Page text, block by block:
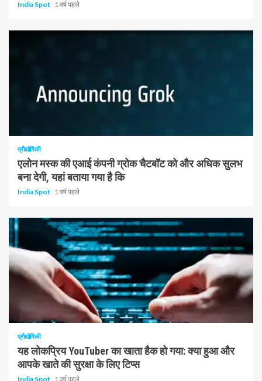
India Spot 1 वर्ष पहले
प्रौद्योगिकी
एलोन मस्क की एआई कंपनी ग्रोक चैटबॉट को और अधिक सुलभ
बना देगी, यहां बताया गया है कि
India Spot 1 वर्ष पहले
प्रौद्योगिकी
यह लोकप्रिय YouTuber का खाता हैक हो गया: क्या हुआ और
आपके खाते की सुरक्षा के लिए टिप्स
India Spot 1 वर्ष पहले